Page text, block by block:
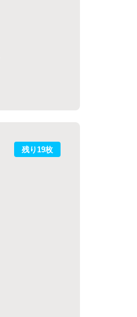
残り19枚